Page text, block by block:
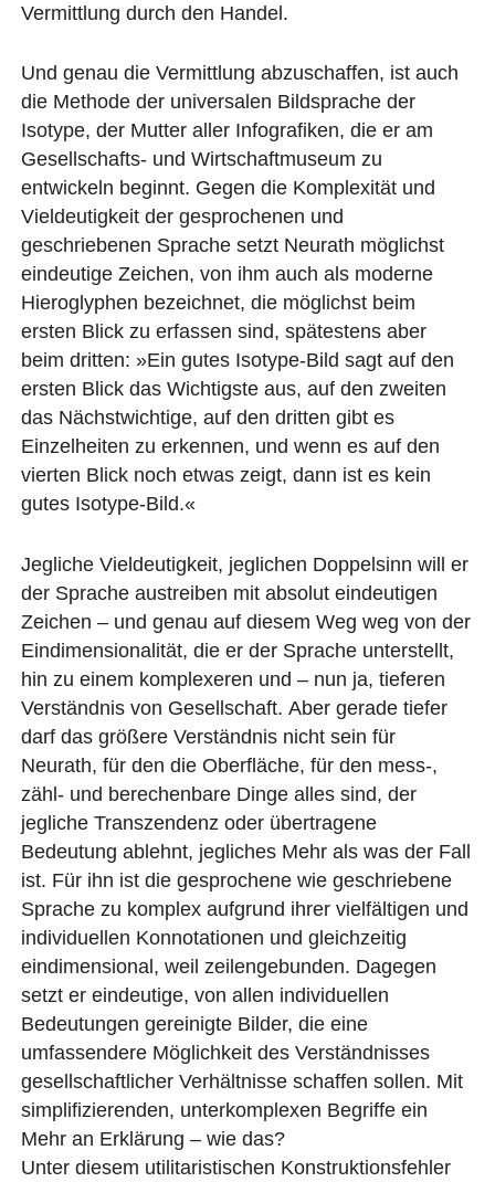
Vermittlung durch den Handel.
Und genau die Vermittlung abzuschaffen, ist auch
die Methode der universalen Bildsprache der
Isotype, der Mutter aller Infografiken, die er am
Gesellschafts- und Wirtschaftmuseum zu
entwickeln beginnt. Gegen die Komplexität und
Vieldeutigkeit der gesprochenen und
geschriebenen Sprache setzt Neurath möglichst
eindeutige Zeichen, von ihm auch als moderne
Hieroglyphen bezeichnet, die möglichst beim
ersten Blick zu erfassen sind, spätestens aber
beim dritten: »Ein gutes Isotype-Bild sagt auf den
ersten Blick das Wichtigste aus, auf den zweiten
das Nächstwichtige, auf den dritten gibt es
Einzelheiten zu erkennen, und wenn es auf den
vierten Blick noch etwas zeigt, dann ist es kein
gutes Isotype-Bild.«
Jegliche Vieldeutigkeit, jeglichen Doppelsinn will er
der Sprache austreiben mit absolut eindeutigen
Zeichen – und genau auf diesem Weg weg von der
Eindimensionalität, die er der Sprache unterstellt,
hin zu einem komplexeren und – nun ja, tieferen
Verständnis von Gesellschaft. Aber gerade tiefer
darf das größere Verständnis nicht sein für
Neurath, für den die Oberfläche, für den mess-,
zähl- und berechenbare Dinge alles sind, der
jegliche Transzendenz oder übertragene
Bedeutung ablehnt, jegliches Mehr als was der Fall
ist. Für ihn ist die gesprochene wie geschriebene
Sprache zu komplex aufgrund ihrer vielfältigen und
individuellen Konnotationen und gleichzeitig
eindimensional, weil zeilengebunden. Dagegen
setzt er eindeutige, von allen individuellen
Bedeutungen gereinigte Bilder, die eine
umfassendere Möglichkeit des Verständnisses
gesellschaftlicher Verhältnisse schaffen sollen. Mit
simplifizierenden, unterkomplexen Begriffe ein
Mehr an Erklärung – wie das?
Unter diesem utilitaristischen Konstruktionsfehler